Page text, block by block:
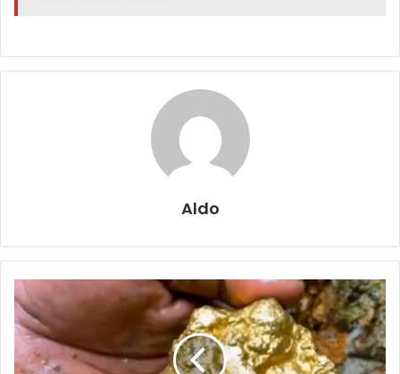
Aldo
d’Ivoire
:
Découverte
de